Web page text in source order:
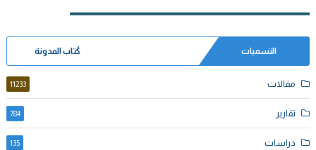
التسميات كُتاب المدونة
مقالات 11233
تقارير 784
دراسات 135